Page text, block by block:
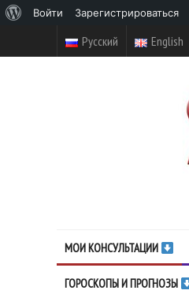
Русский English
МОИ КОНСУЛЬТАЦИИ
ГОРОСКОПЫ И ПРОГНОЗЫ
WordPress
Войти Зарегистрироваться